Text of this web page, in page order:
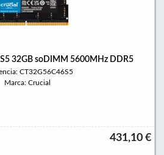
32GB soDIMM 5600MHz DDR5
CT32G56C46S5
Marca: Crucial
431,10 €